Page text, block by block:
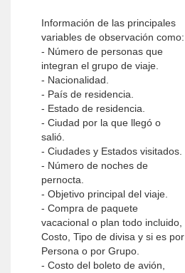
Información de las principales
variables de observación como:
- Número de personas que
integran el grupo de viaje.
- Nacionalidad.
- País de residencia.
- Estado de residencia.
- Ciudad por la que llegó o
salió.
- Ciudades y Estados visitados.
- Número de noches de
pernocta.
- Objetivo principal del viaje.
- Compra de paquete
vacacional o plan todo incluido,
Costo, Tipo de divisa y si es por
Persona o por Grupo.
- Costo del boleto de avión,